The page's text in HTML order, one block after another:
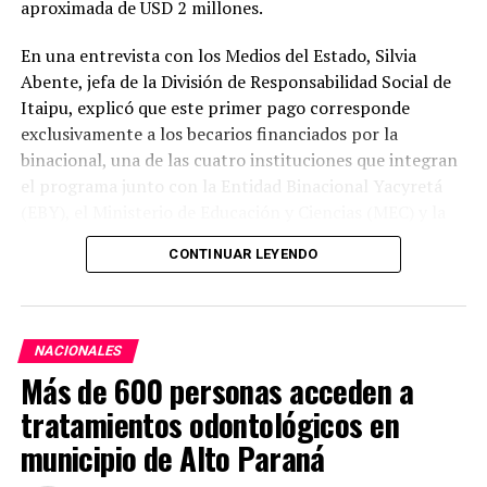
ARRIBA SIGUIENTE
Infancia «Kunu´u» en Alto Paraná
NO SE PIERDA
Paraguay establece relaciones diplomáticas con Ruanda
aproximada de USD 2 millones.
En una entrevista con los Medios del Estado, Silvia
Abente, jefa de la División de Responsabilidad Social de
Itaipu, explicó que este primer pago corresponde
exclusivamente a los becarios financiados por la
binacional, una de las cuatro instituciones que integran
el programa junto con la Entidad Binacional Yacyretá
Secretaría Nacional de la Juventud (SNJ).
de 7.600 becas a nivel nacional, de las cuales 6.733
corresponden a Itaipu. Del total de beneficiarios de la
binacional, 2.600 cursan sus estudios en instituciones
públicas y reciben los desembolsos de manera directa.
Indicó que los estudiantes deberán presentar la
documentación académica exigida en el reglamento
CONTINUAR LEYENDO
NACIONALES
Más de 600 personas acceden a
tratamientos odontológicos en
municipio de Alto Paraná